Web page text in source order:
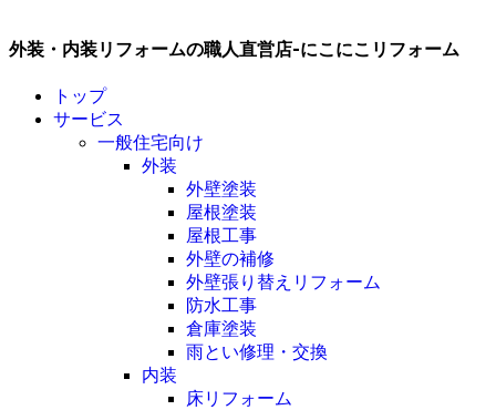
外装・内装リフォームの職人直営店-にこにこリフォーム
トップ
サービス
一般住宅向け
外装
外壁塗装
屋根塗装
屋根工事
外壁の補修
外壁張り替えリフォーム
防水工事
倉庫塗装
雨とい修理・交換
内装
床リフォーム